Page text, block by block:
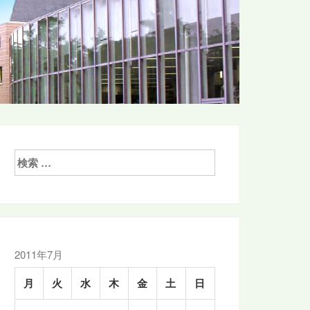
検
索:
2011年7月
月 火 水 木 金 土 日